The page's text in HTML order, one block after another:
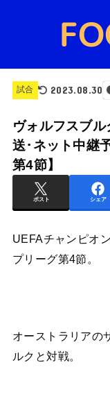
試合 2023.08.30
ヴォルフスブ
送･ネット中継
第4節】
ポスト シェア
UEFAチャンピオ
プリーグ第4節。
オーストラリアの
ルクと対戦。